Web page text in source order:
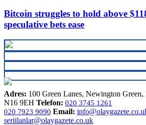
Bitcoin struggles to hold above
speculative bets ease
Adres: 100 Green Lanes, Newington
N16 9EH Telefon: 020 3745 1261
020 7923 9090 Email:
seriilanlar@olaygazete.co.uk